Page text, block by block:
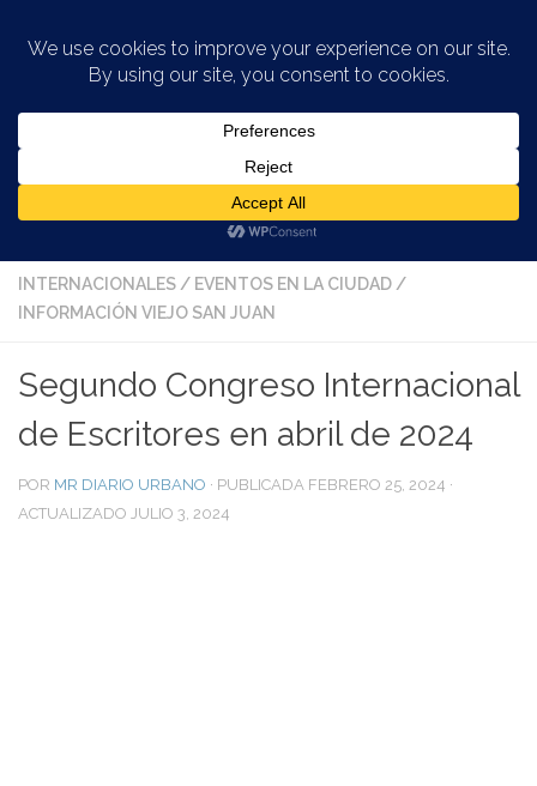
CONGRESO DE ESCRITORES
CONGRESO INTERNACIONAL DE ESCRITORES/EVENTOS
INTERNACIONALES / EVENTOS EN LA CIUDAD /
INFORMACIÓN VIEJO SAN JUAN
Segundo Congreso Internacional
de Escritores en abril de 2024
POR MR DIARIO URBANO · PUBLICADA FEBRERO 25, 2024 ·
ACTUALIZADO JULIO 3, 2024